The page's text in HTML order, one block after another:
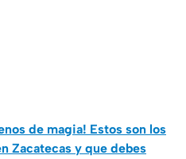
de magia! Estos son los
Zacatecas y que debes